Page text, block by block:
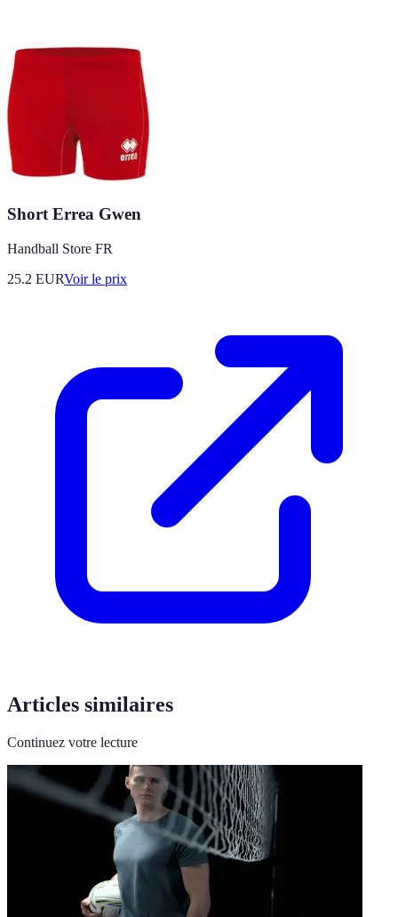
Short Errea Gwen
Handball Store FR
25.2 EURVoir le prix
Articles similaires
Continuez votre lecture